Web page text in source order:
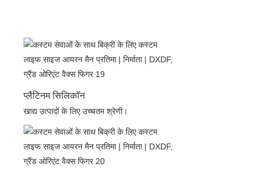
प्लैटिनम सिलिकॉन
खाद्य उत्पादों के लिए उच्चतम श्रेणी।